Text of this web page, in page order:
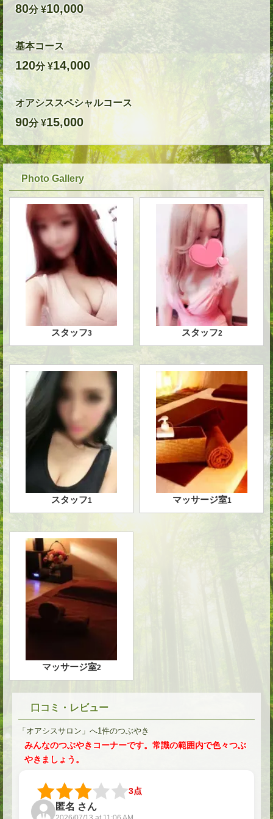
80分 ¥10,000
基本コース
120分 ¥14,000
オアシススペシャルコース
90分 ¥15,000
Photo Gallery
スタッフ3 スタッフ2
スタッフ1 マッサージ室1
マッサージ室2
口コミ・レビュー
「オアシスサロン」へ1件のつぶやき
みんなのつぶやきコーナーです。常識の範囲内で色々つぶ
やきましょう。
3点
匿名 さん